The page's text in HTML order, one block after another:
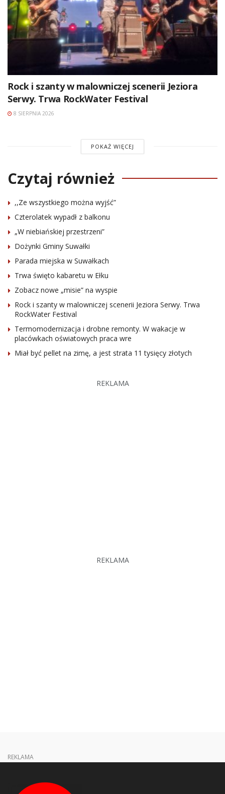
Rock i szanty w malowniczej scenerii Jeziora
Serwy. Trwa RockWater Festival
8 SIERPNIA 2026
POKAŻ WIĘCEJ
Czytaj również
,,Ze wszystkiego można wyjść”
Czterolatek wypadł z balkonu
„W niebiańskiej przestrzeni”
Dożynki Gminy Suwałki
Parada miejska w Suwałkach
Trwa święto kabaretu w Ełku
Zobacz nowe „misie” na wyspie
Rock i szanty w malowniczej scenerii Jeziora Serwy. Trwa
RockWater Festival
Termomodernizacja i drobne remonty. W wakacje w
placówkach oświatowych praca wre
Miał być pellet na zimę, a jest strata 11 tysięcy złotych
REKLAMA
REKLAMA
REKLAMA